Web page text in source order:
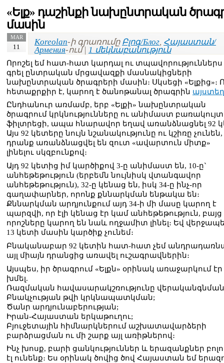
«Ելք» դաշինքի նախընտրական
մասին
MAR
11
Koreolan-ի գրառումը Բլոգ/Блог Հայաստան/
Армения-ում | 1 մեկնաբանություն
Որոշել եմ հատ-հատ կարդալ ու տպավորություններս
գրել ընտրական մրցավազքի մասնակիցների
նախընտրական ծրագրերի մասին։ Սկսեցի «Ելքից»։
հետաքրքիր է, կարող է ծանոթանալ ծրագրին այստեղ
Ընդհանուր առմամբ, երբ «Ելքի» նախընտրական
ծրագրում կրկնությունները ու անիմաստ
ֆիլտրեցի, ապա հնարավոր եղավ առանձնացնել 92
Այս 92 կետերը նույն նշանակությունը ու կշիռը չունեն,
դրանք առանձնացվել են զուտ «ավարտուն միտք»
լինելու սկզբունքով։
Այդ 92 կետից իմ կարծիքով 3-ը անիմաստ են, 10-ը`
անհեթեթություն (երբեմն նույնիսկ վտանգավոր
անհեթեթություն), 32-ը կենաց են, իսկ 34-ը ինչ-որ
գաղափարներ, որոնք քննարկման ենթակա են։
Քննարկման արդյունքում այդ 34-ի մի մասը կարող է
պարզվի, որ էլի կենաց էր կամ անհեթեթություն, բայց
որոշները կարող են նաև ողջամիտ լինել։ Եվ
13 կետի մասին կարծիք չունեմ։
Բնականաբար 92 կետին հատ-հատ չեմ
այլ միայն դրանցից առավել ուշագրավներին։
Այսպես, իր ծրագրում «Ելքն» օրինակ առաջարկում էր
խմել.
Ռազմական հավասարակշռությունը
Բնակչության թվի կրկնապատկման;
Ծանր արդյունաբերության;
Իրան-Հայաստան երկաթուղու;
Բյուջետային հիմնարկներում աշխատավարձերի
բարձրացման ու մի շարք այլ առիթներով։
Ինչ խոսք, բարի ցանկություններ և երազանքներ
էլ ունենք։ Ես օրինակ ծովից ծով Հայաստան եմ